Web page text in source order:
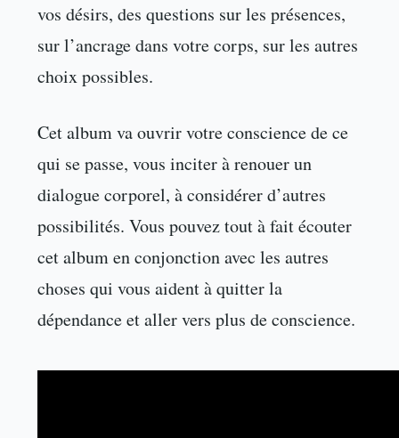
vos désirs, des questions sur les présences,
sur l’ancrage dans votre corps, sur les autres
choix possibles.
Cet album va ouvrir votre conscience de ce
qui se passe, vous inciter à renouer un
dialogue corporel, à considérer d’autres
possibilités. Vous pouvez tout à fait écouter
cet album en conjonction avec les autres
choses qui vous aident à quitter la
dépendance et aller vers plus de conscience.